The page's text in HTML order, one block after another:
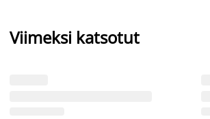
Viimeksi katsotut